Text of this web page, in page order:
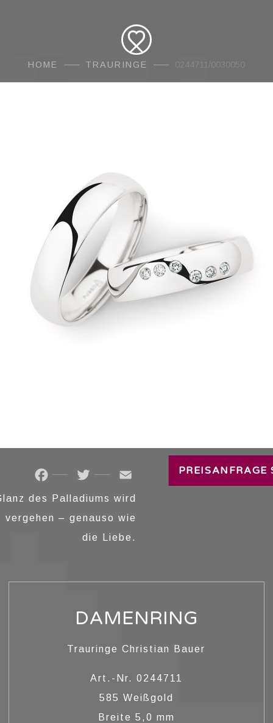
TRAURINGE
HOME TRAURINGE 0244711/0030050
PREISANFRAGE
Facebook Twitter
des Palladiums wird
vergehen – genauso wie
die Liebe.
DAMENRING
Trauringe Christian Bauer
Art.-Nr. 0244711
585 Weißgold
Breite 5,0 mm